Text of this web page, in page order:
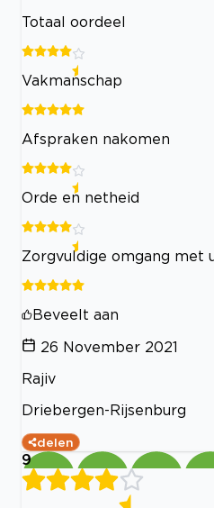
Totaal oordeel
Vakmanschap
Afspraken nakomen
Orde en netheid
Zorgvuldige omgang met
Beveelt aan
26 November 2021
Rajiv
Driebergen-Rijsenburg
delen
9